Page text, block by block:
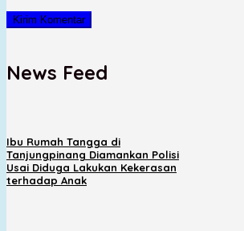
News Feed
Ibu Rumah Tangga di
Tanjungpinang Diamankan Polisi
Usai Diduga Lakukan Kekerasan
terhadap Anak